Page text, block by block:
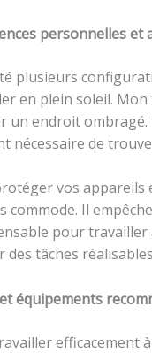
personnelles et
plusieurs
en plein soleil.
un endroit ombragé.
nécessaire de
vos appareils
commode. Il
pour travailler
des tâches
équipements
efficacement